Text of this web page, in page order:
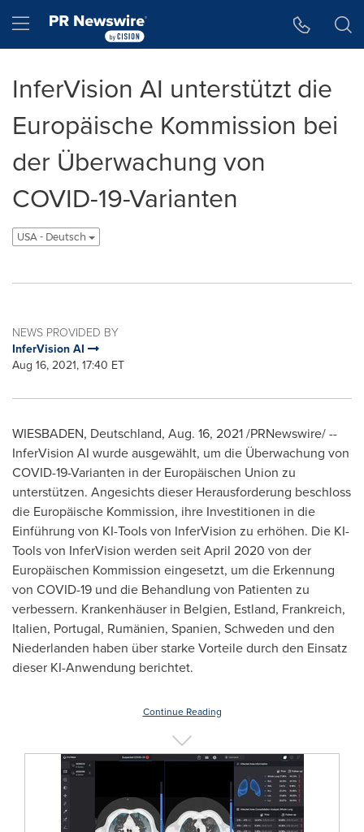
Hamburger menu
InferVision AI unterstützt die
Europäische Kommission bei
der Überwachung von
COVID-19-Varianten
USA - Deutsch
NEWS PROVIDED BY
InferVision AI
Aug 16, 2021, 17:40 ET
WIESBADEN, Deutschland, Aug. 16, 2021/PRNewswire/ --
InferVision AI wurde ausgewählt, um die Überwachung von
COVID-19-Varianten in der Europäischen Union zu
unterstützen. Angesichts dieser Herausforderung beschloss
die Europäische Kommission, ihre Investitionen in die
Einführung von KI-Tools von InferVision zu erhöhen. Die KI-
Tools von InferVision werden seitApril 2020 von der
Europäischen Kommission eingesetzt, um die Erkennung
von COVID-19 und die Behandlung von Patienten zu
verbessern. Krankenhäuser in Belgien, Estland, Frankreich,
Italien, Portugal, Rumänien, Spanien, Schweden und den
Niederlanden haben über starke Vorteile durch den Einsatz
dieser KI-Anwendung berichtet.
Continue Reading